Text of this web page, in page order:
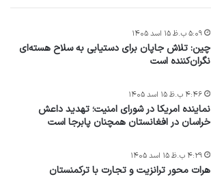
چین: تلاش جاپان برای دستیابی به سلاح هسته‌ای
نگران‌کننده است
۵:۰۹ ب.ظ ۱۵ اسد ۱۴۰۵
نماینده امریکا در شورای امنیت؛ تهدید داعش
خراسان در افغانستان همچنان پابرجا است
۴:۴۶ ب.ظ ۱۵ اسد ۱۴۰۵
هرات محور ترانزیت و تجارت با ترکمنستان
۴:۲۹ ب.ظ ۱۵ اسد ۱۴۰۵